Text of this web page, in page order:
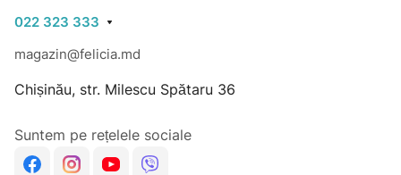
022 323 333
magazin@felicia.md
Chișinău, str. Milescu Spătaru 36
Suntem pe rețelele sociale